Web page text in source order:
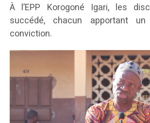
À l’EPP Korogoné Igari, les
succédé, chacun apportant
conviction.